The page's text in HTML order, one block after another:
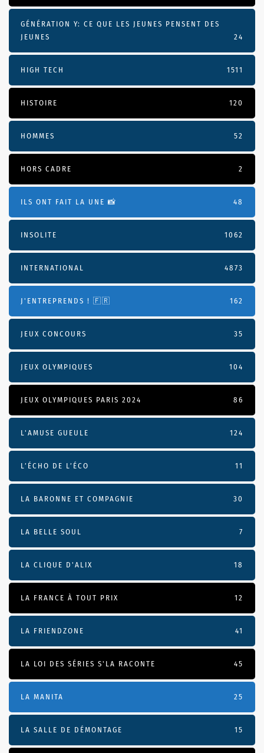
GÉNÉRATION Y: CE QUE LES JEUNES PENSENT DES
JEUNES
24
HIGH TECH 1511
HISTOIRE 120
HOMMES 52
HORS CADRE 2
ILS ONT FAIT LA UNE 📸 48
INSOLITE 1062
INTERNATIONAL 4873
J'ENTREPRENDS ! 🇫🇷 162
JEUX CONCOURS 35
JEUX OLYMPIQUES 104
JEUX OLYMPIQUES PARIS 2024 86
L'AMUSE GUEULE 124
L’ÉCHO DE L’ÉCO 11
LA BARONNE ET COMPAGNIE 30
LA BELLE SOUL 7
LA CLIQUE D'ALIX 18
LA FRANCE À TOUT PRIX 12
LA FRIENDZONE 41
LA LOI DES SÉRIES S'LA RACONTE 45
LA MANITA 25
LA SALLE DE DÉMONTAGE 15